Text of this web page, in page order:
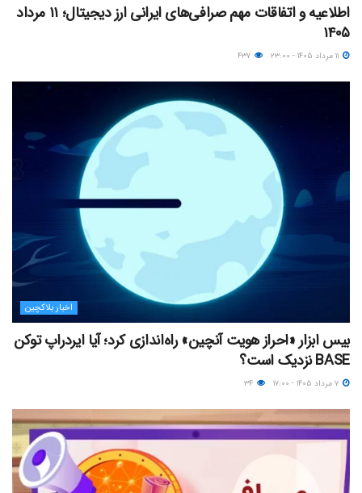
اطلاعیه و اتفاقات مهم صرافی‌های ایرانی ارز دیجیتال؛ ۱۱ مرداد
۱۴۰۵
اخبار بلاکچین
بیس ابزار «احراز هویت آنچین» راه‌اندازی کرد؛ آیا ایردراپ توکن
BASE نزدیک‌ است؟